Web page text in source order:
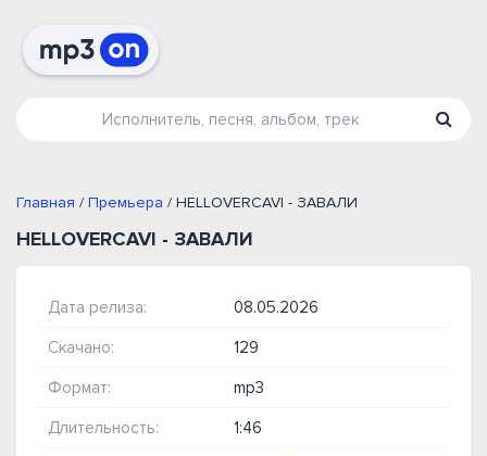
Главная / Премьера / HELLOVERCAVI - ЗАВАЛИ
HELLOVERCAVI - ЗАВАЛИ
Дата релиза: 08.05.2026
Скачано: 129
Формат: mp3
Длительность: 1:46